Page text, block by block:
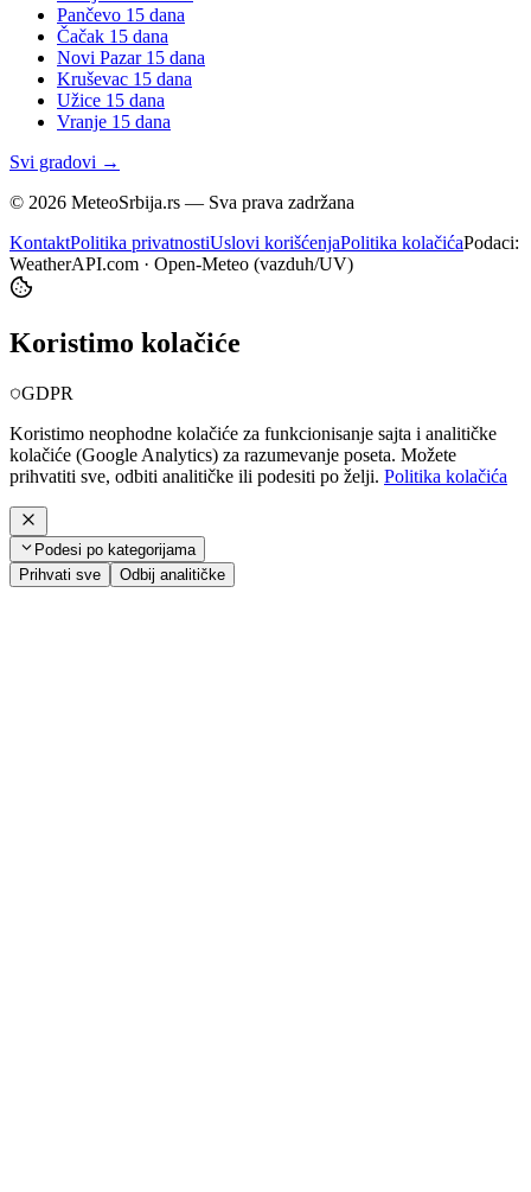
Pančevo 15 dana
Čačak 15 dana
Novi Pazar15 dana
Kruševac 15 dana
Užice 15 dana
Vranje 15 dana
Svi gradovi →
© 2026 MeteoSrbija.rs — Sva prava zadržana
KontaktPolitika privatnostiUslovi korišćenjaPolitika kolačićaPodaci:
WeatherAPI.com · Open-Meteo (vazduh/UV)
Koristimo kolačiće
GDPR
Koristimo neophodne kolačiće za funkcionisanje sajta i analitičke
kolačiće (Google Analytics) za razumevanje poseta. Možete
prihvatiti sve, odbiti analitičke ili podesiti po želji. Politika kolačića
Podesi po kategorijama
Prihvati sve
Odbij analitičke